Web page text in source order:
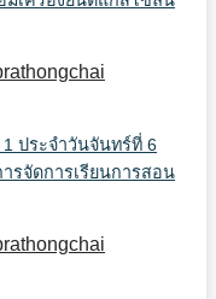
ประจำวันจันทร์ที่ 6
รจัดการเรียนการสอน